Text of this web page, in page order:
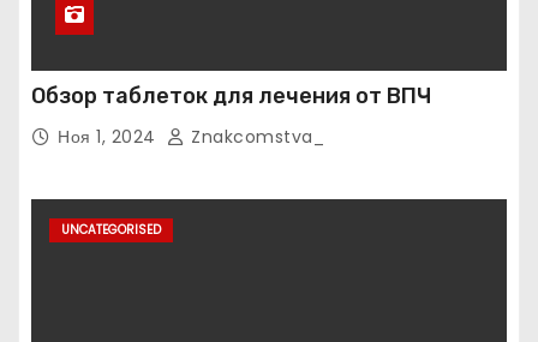
Обзор таблеток для лечения от ВПЧ
Ноя 1, 2024 Znakcomstva_
UNCATEGORISED